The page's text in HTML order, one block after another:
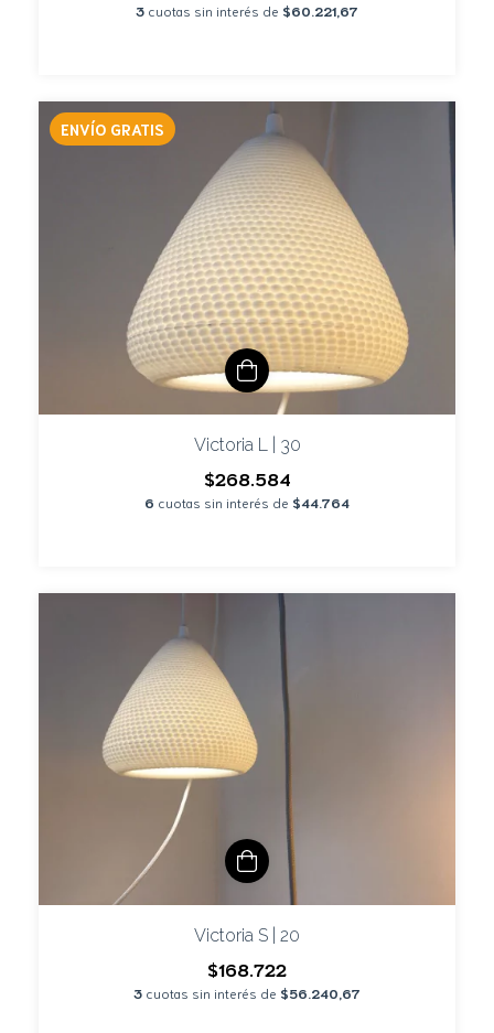
3 cuotas sin interés de $60.221,67
ENVÍO GRATIS
Victoria L | 30
$268.584
6 cuotas sin interés de $44.764
Victoria S | 20
$168.722
3 cuotas sin interés de $56.240,67